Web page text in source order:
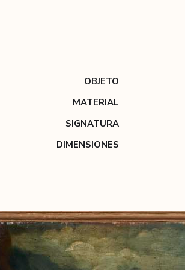
OBJETO
MATERIAL
SIGNATURA
DIMENSIONES